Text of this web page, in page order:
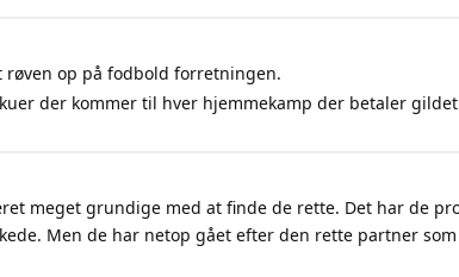
op på fodbold forretningen.
der kommer til hver hjemmekamp der betaler
meget grundige med at finde de rette. Det har de
Men de har netop gået efter den rette partner